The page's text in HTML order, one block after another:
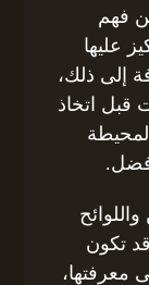
فهم
عليها
إلى ذلك،
قبل اتخاذ
قد تكون
معرفتها،